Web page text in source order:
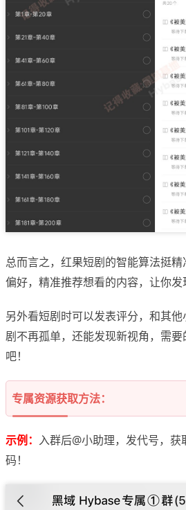
总而言之，红果短剧的智能算法挺
偏好，精准推荐想看的内容，让你发
另外看短剧时可以发表评分，和其
剧不再孤单，还能发现新视角，需
吧！
专属资源获取方法：
示例： 入群后@小助理，发代号，
码！